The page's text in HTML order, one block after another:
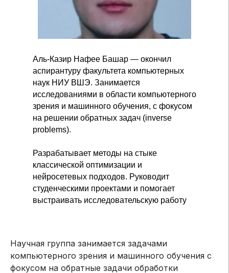
Аль-Казир Нафее Башар — окончил
аспирантуру факультета компьютерных
наук НИУ ВШЭ. Занимается
исследованиями в области компьютерного
зрения и машинного обучения, с фокусом
на решении обратных задач (inverse
problems).
Разрабатывает методы на стыке
классической оптимизации и
нейросетевых подходов. Руководит
студенческими проектами и помогает
выстраивать исследовательскую работу
Научная группа занимается задачами
компьютерного зрения и машинного обучения с
фокусом на обратные задачи обработки